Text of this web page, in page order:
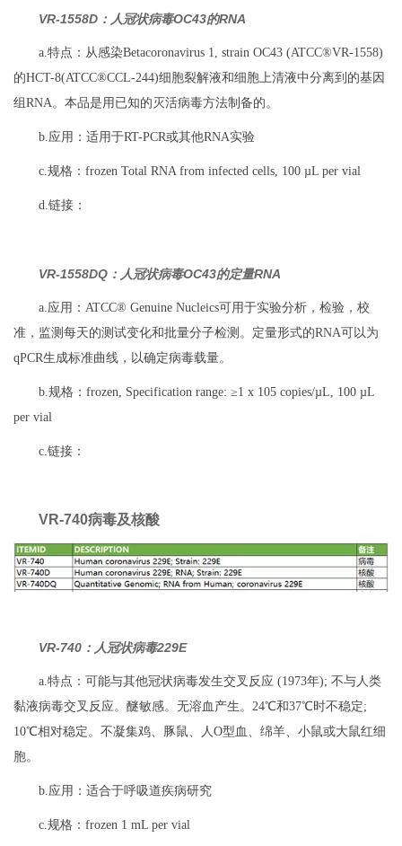
VR-1558D：人冠状病毒OC43的RNA
a.特点：从感染Betacoronavirus 1, strain OC43 (ATCC®VR-1558)
的HCT-8(ATCC®CCL-244)细胞裂解液和细胞上清液中分离到的基因
组RNA。本品是用已知的灭活病毒方法制备的。
b.应用：适用于RT-PCR或其他RNA实验
c.规格：frozen Total RNA from infected cells, 100 µL per vial
d.链接：
VR-1558DQ：人冠状病毒OC43的定量RNA
a.应用：ATCC® Genuine Nucleics可用于实验分析，检验，校
准，监测每天的测试变化和批量分子检测。定量形式的RNA可以为
qPCR生成标准曲线，以确定病毒载量。
b.规格：frozen, Specification range: ≥1 x 105 copies/µL, 100 µL
per vial
c.链接：
VR-740病毒及核酸
VR-740：人冠状病毒229E
a.特点：可能与其他冠状病毒发生交叉反应 (1973年); 不与人类
黏液病毒交叉反应。醚敏感。无溶血产生。24℃和37℃时不稳定;
10℃相对稳定。不凝集鸡、豚鼠、人O型血、绵羊、小鼠或大鼠红细
胞。
b.应用：适合于呼吸道疾病研究
c.规格：frozen 1 mL per vial